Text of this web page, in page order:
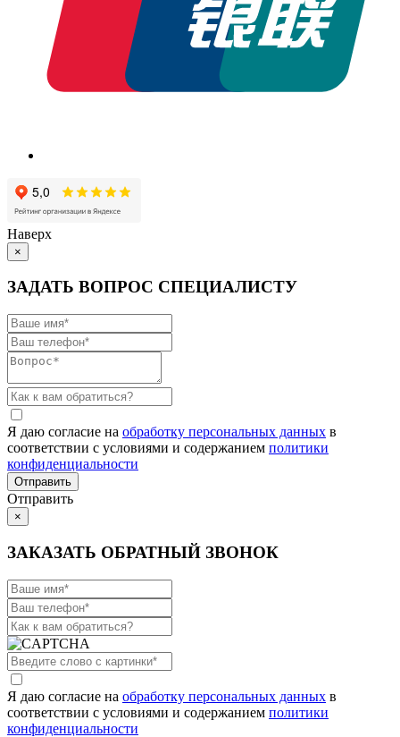
Наверх
×
ЗАДАТЬ ВОПРОС СПЕЦИАЛИСТУ
Я даю согласие на обработку персональных данных в
соответствии с условиями и содержанием политики
конфиденциальности
Отправить
×
ЗАКАЗАТЬ ОБРАТНЫЙ ЗВОНОК
Я даю согласие на обработку персональных данных в
соответствии с условиями и содержанием политики
конфиденциальности